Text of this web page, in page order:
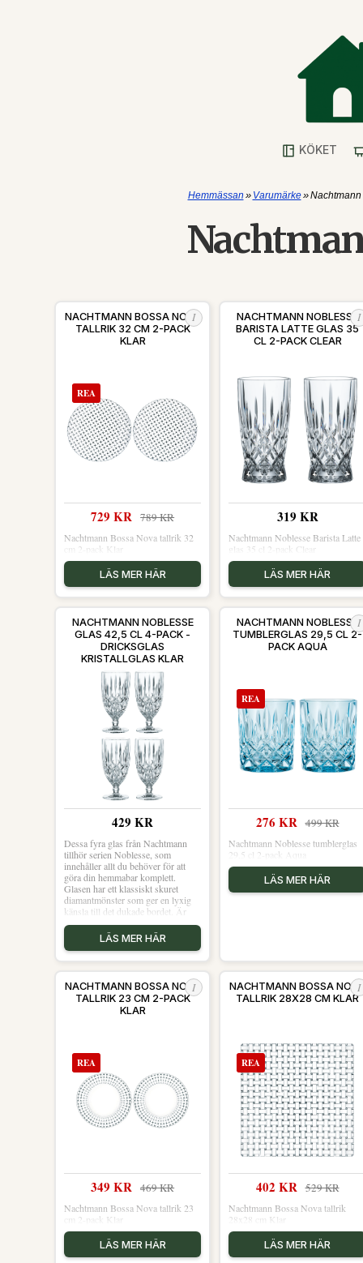
KÖKET
Hemmässan » Varumärke»Nachtmann
I
NACHTMANN BOSSA NOVA
TALLRIK 32 CM 2-PACK
KLAR
REA
729 KR 789 KR
Nachtmann Bossa Nova tallrik 32
cm 2-pack Klar
LÄS MER HÄR
I
NACHTMANN NOBLESSE
BARISTA LATTE GLAS 35
CL 2-PACK CLEAR
319 KR
Nachtmann Noblesse Barista Latte
glas 35 cl 2-pack Clear
LÄS MER HÄR
NACHTMANN NOBLESSE
GLAS 42,5 CL 4-PACK -
DRICKSGLAS
KRISTALLGLAS KLAR
429 KR
Dessa fyra glas från Nachtmann
tillhör serien Noblesse, som
innehåller allt du behöver för att
göra din hemmabar komplett.
Glasen har ett klassiskt skuret
diamantmönster som ger en lyxig
känsla till det dukade bordet. Är
tillverkade i kristallglas. Shoppa
Dricksglas och mer Glas hos Royal
Design.
LÄS MER HÄR
I
NACHTMANN NOBLESSE
TUMBLERGLAS 29,5 CL 2-
PACK AQUA
REA
276 KR 499 KR
Nachtmann Noblesse tumblerglas
29,5 cl 2-pack Aqua
LÄS MER HÄR
I
NACHTMANN BOSSA NOVA
TALLRIK 23 CM 2-PACK
KLAR
REA
349 KR 469 KR
Nachtmann Bossa Nova tallrik 23
cm 2-pack Klar
LÄS MER HÄR
I
NACHTMANN BOSSA
TALLRIK 28X28 CM KLAR
REA
402 KR 529 KR
Nachtmann Bossa Nova tallrik
28x28 cm Klar
LÄS MER HÄR